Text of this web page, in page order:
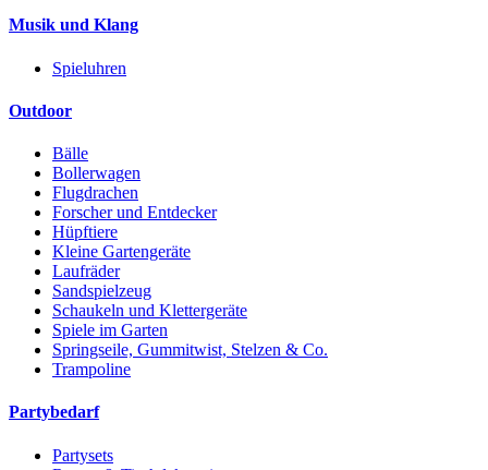
Musik und Klang
Spieluhren
Outdoor
Bälle
Bollerwagen
Flugdrachen
Forscher und Entdecker
Hüpftiere
Kleine Gartengeräte
Laufräder
Sandspielzeug
Schaukeln und Klettergeräte
Spiele im Garten
Springseile, Gummitwist, Stelzen & Co.
Trampoline
Partybedarf
Partysets